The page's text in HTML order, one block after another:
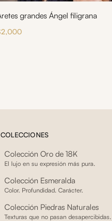
grandes Ángel filigrana
2,000
COLECCIONES
Colección Oro de 18K
El lujo en su expresión más pura.
Colección Esmeralda
Color. Profundidad. Carácter.
Colección Piedras Naturales
Texturas que no pasan desapercibidas.